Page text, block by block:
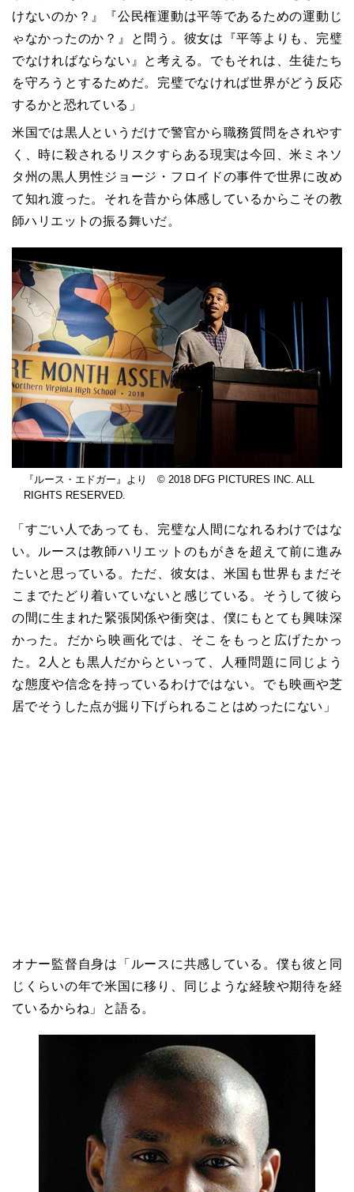
けないのか？』『公民権運動は平等であるための運動じ
ゃなかったのか？』と問う。彼女は『平等よりも、完璧
でなければならない』と考える。でもそれは、生徒たち
を守ろうとするためだ。完璧でなければ世界がどう反応
するかと恐れている」
米国では黒人というだけで警官から職務質問をされやす
く、時に殺されるリスクすらある現実は今回、米ミネソ
タ州の黒人男性ジョージ・フロイドの事件で世界に改め
て知れ渡った。それを昔から体感しているからこその教
師ハリエットの振る舞いだ。
『ルース・エドガー』より © 2018 DFG PICTURES INC. ALL
RIGHTS RESERVED.
「すごい人であっても、完璧な人間になれるわけではな
い。ルースは教師ハリエットのもがきを超えて前に進み
たいと思っている。ただ、彼女は、米国も世界もまだそ
こまでたどり着いていないと感じている。そうして彼ら
の間に生まれた緊張関係や衝突は、僕にもとても興味深
かった。だから映画化では、そこをもっと広げたかっ
た。2人とも黒人だからといって、人種問題に同じよう
な態度や信念を持っているわけではない。でも映画や芝
居でそうした点が掘り下げられることはめったにない」
オナー監督自身は「ルースに共感している。僕も彼と同
じくらいの年で米国に移り、同じような経験や期待を経
ているからね」と語る。